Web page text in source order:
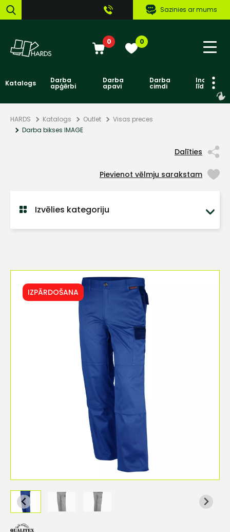
Sazinies ar mums
0 0
Katalogs Darba
apģērbi
Darba
apavi
Darba
cimdi līdzekļi
HARDS Katalogs Outlet
Visas preces
Darba bikses IMAGE
Dalīties
Pievienot vēlmju sarakstam
Izvēlies kategoriju
IZPĀRDOŠANA